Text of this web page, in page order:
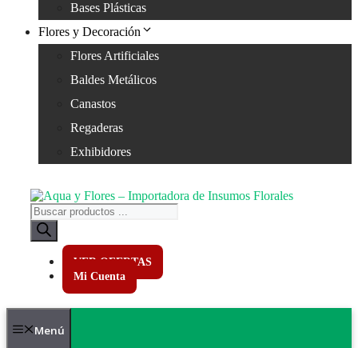
Bases Plásticas
Flores y Decoración
Flores Artificiales
Baldes Metálicos
Canastos
Regaderas
Exhibidores
Búsqueda
de
productos
VER OFERTAS
Mi Cuenta
Menú